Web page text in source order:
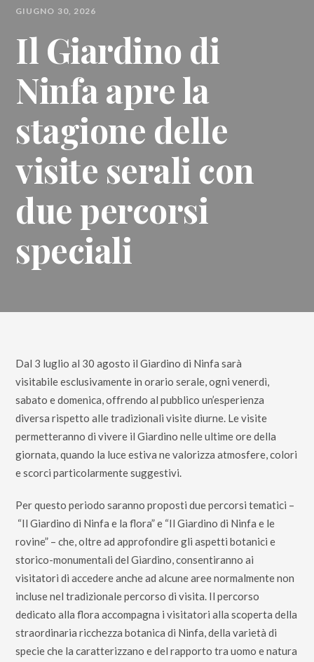
GIUGNO 30, 2026
Il Giardino di
Ninfa apre la
stagione delle
visite serali con
due percorsi
speciali
Dal 3 luglio al 30 agosto il Giardino di Ninfa sarà
visitabile esclusivamente in orario serale, ogni venerdì,
sabato e domenica, offrendo al pubblico un’esperienza
diversa rispetto alle tradizionali visite diurne. Le visite
permetteranno di vivere il Giardino nelle ultime ore della
giornata, quando la luce estiva ne valorizza atmosfere, colori
e scorci particolarmente suggestivi.
Per questo periodo saranno proposti due percorsi tematici –
“Il Giardino di Ninfa e la flora” e “Il Giardino di Ninfa e le
rovine” – che, oltre ad approfondire gli aspetti botanici e
storico-monumentali del Giardino, consentiranno ai
visitatori di accedere anche ad alcune aree normalmente non
incluse nel tradizionale percorso di visita. Il percorso
dedicato alla flora accompagna i visitatori alla scoperta della
straordinaria ricchezza botanica di Ninfa, della varietà di
specie che la caratterizzano e del rapporto tra uomo e natura